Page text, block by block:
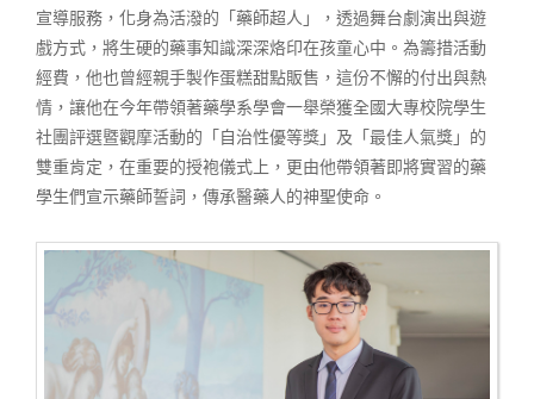
宣導服務，化身為活潑的「藥師超人」，透過舞台劇演出與遊
戲方式，將生硬的藥事知識深深烙印在孩童心中。為籌措活動
經費，他也曾經親手製作蛋糕甜點販售，這份不懈的付出與熱
情，讓他在今年帶領著藥學系學會一舉榮獲全國大專校院學生
社團評選暨觀摩活動的「自治性優等獎」及「最佳人氣獎」的
雙重肯定，在重要的授袍儀式上，更由他帶領著即將實習的藥
學生們宣示藥師誓詞，傳承醫藥人的神聖使命。